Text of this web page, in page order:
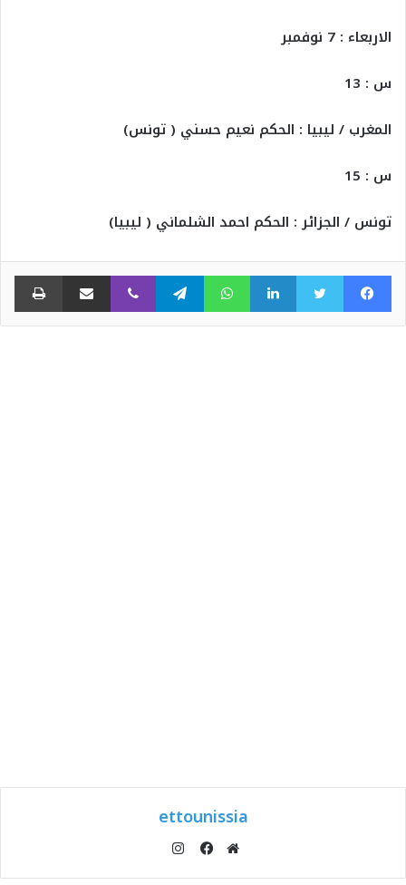
الاربعاء : 7 نوفمبر
س : 13
المغرب / ليبيا : الحكم نعيم حسني ( تونس)
س : 15
تونس / الجزائر : الحكم احمد الشلماني ( ليبيا)
فيسبوك تويتر لينكدإن واتساب تيلقرام ڤايبر مشاركة عبر البريد
ettounissia